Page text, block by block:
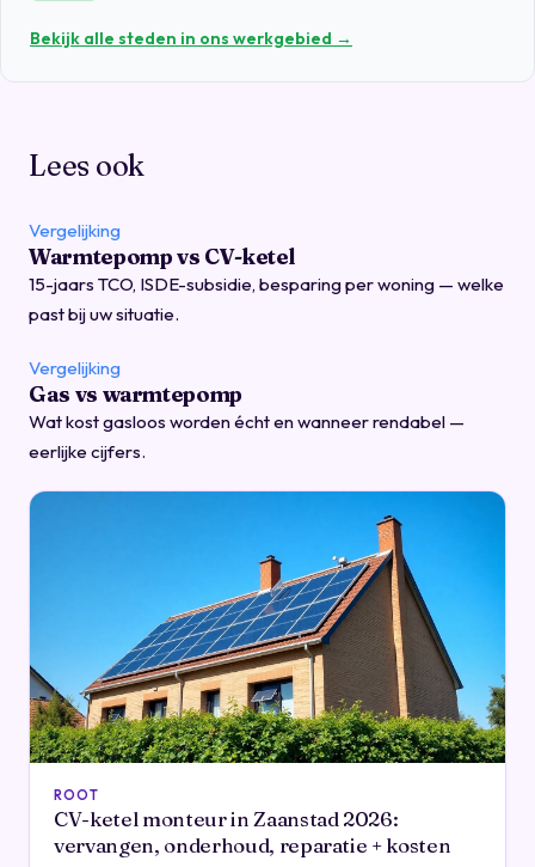
Bekijk alle steden in ons werkgebied →
Lees ook
Vergelijking
Warmtepomp vs CV-ketel
15-jaars TCO, ISDE-subsidie, besparing per woning — welke
past bij uw situatie.
Vergelijking
Gas vs warmtepomp
Wat kost gasloos worden écht en wanneer rendabel —
eerlijke cijfers.
ROOT
CV-ketel monteur in Zaanstad 2026:
vervangen, onderhoud, reparatie + kosten